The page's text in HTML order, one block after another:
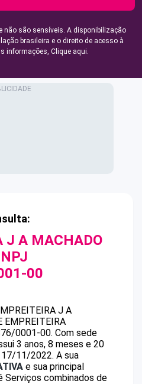
não são sensíveis. A disponibilização
brasileira e o direito de acesso à
informações, Clique aqui.
J A MACHADO
00
J A
EMPREITEIRA
0001-00. Com sede
3 anos, 8 meses e 20
17/11/2022. A sua
e sua principal
Serviços combinados de